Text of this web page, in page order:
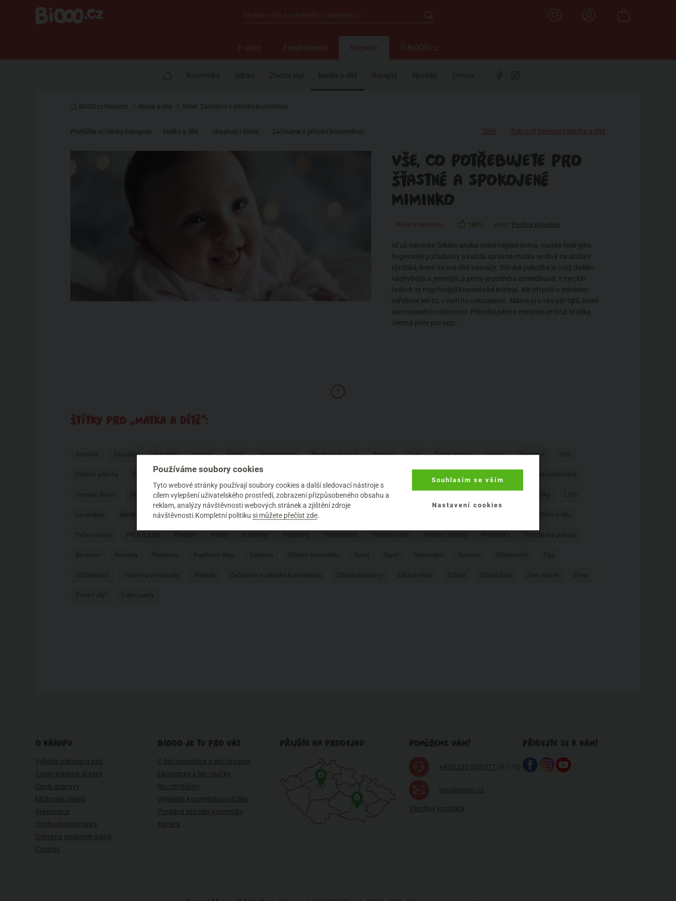
E-shop Encyklopedie Magazín O BiOOO.cz
Kosmetika Zdraví Životní styl Matka a dítě Recepty Novinky Domov
BiOOO.cz Magazin / Matka a dítě / Štítek: Začínáme s přírodní kosmetikou
Zpět Zobrazit kategorii Matka a dítě
Prohlížíte si články kategorie Matka a dítě obsahující štítek: Začínáme s přírodní kosmetikou
VŠE, CO POTŘEBUJETE PRO
ŠŤASTNÉ A SPOKOJENÉ
MIMINKO
Péče o miminko 100% Pavlína Klaudová
Ať už miminko čekáte anebo máte nějaké doma, musíte řešit jeho
hygienické požadavky a každá správná matka se dívá na složení
výrobků, které na své dítě namaže. Dětská pokožka je totiž daleko
náchylnější a jemnější, a proto je potřeba zohledňovat v mycích
řadách ty nejpřísnější kosmetická kritéria. Ale při péči o miminko
neřešíme jen to, v čem ho vykoupeme. Máme pro vás pár tipů, které
vám usnadní rodičovství. Přírodní péče o miminko je totiž hračka.
Jemná péče pro nejc...
1
ŠTÍTKY PRO „MATKA A DÍTĚ“:
Acorelle Ájurvéda Aktuality Alergie Argital Aromaterapie Bachovy esence Bylinky Čaje Časté dotazy Coslys Depilace Děti
Dětské příkrmy DIY Domácnost Domov Doplňky stravy Hormonální rovnováha
Humble Brush Hydratace pleti Hydratace těla Hygiena Imunita Jaro Kojenecká výživa Léčivé bylinky Léto
Levandule Martina Gebhardt Miminka Na praní Neplodnost New in Péče o tělo
Péče o vlasy Péče o zuby Podzim Porod Potraviny Prázdniny Přebalování Přírodní vůně Přírodní značky Probiotika Psychická pohoda
Recenze Recepty Relaxace Rostlinné oleje Seborea Složení kosmetiky Sport Sport Stravování Taoasis Těhotenství Tipy
Udržitelnost Vitaminy a minerály Weleda Začínáme s přírodní kosmetikou Zdravé potraviny Zdravé vlasy Zdraví Zdraví ženy Zero waste Zima
Životní styl Zubní pasty
O NÁKUPU
Výhody nákupu u nás
Často kladené dotazy
Ceník dopravy
Možnosti plateb
Reklamace
Obchodní podmínky
Ochrana osobních údajů
Cookies
BIOOO JE TU PRO VÁS
O bio kosmetice a eko drogerii
Ekologické a bio značky
Bio certifikáty
Vyhledat kosmetickou složku
Poradna přírodní kosmetiky
Kariéra
PŘIJĎTE NA PRODEJNU
1
4
POMŮŽEME VÁM?
+420 220 555 077 (9-17h)
info@biooo.cz
Všechny kontakty
PŘIDEJTE SE K NÁM!
Používáme soubory cookies
Tyto webové stránky používají soubory cookies a další sledovací nástroje s
cílem vylepšení uživatelského prostředí, zobrazení přizpůsobeného obsahu a
reklam, analýzy návštěvnosti webových stránek a zjištění zdroje
návštěvnosti.Kompletní politiku si můžete přečíst zde.
Souhlasím se vším
Nastavení cookies